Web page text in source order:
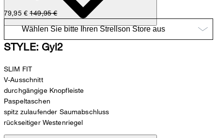
79,95 € 149,95 €
STYLE: Gyl2
SLIM FIT
V-Ausschnitt
durchgängige Knopfleiste
Paspeltaschen
spitz zulaufender Saumabschluss
rückseitiger Westenriegel